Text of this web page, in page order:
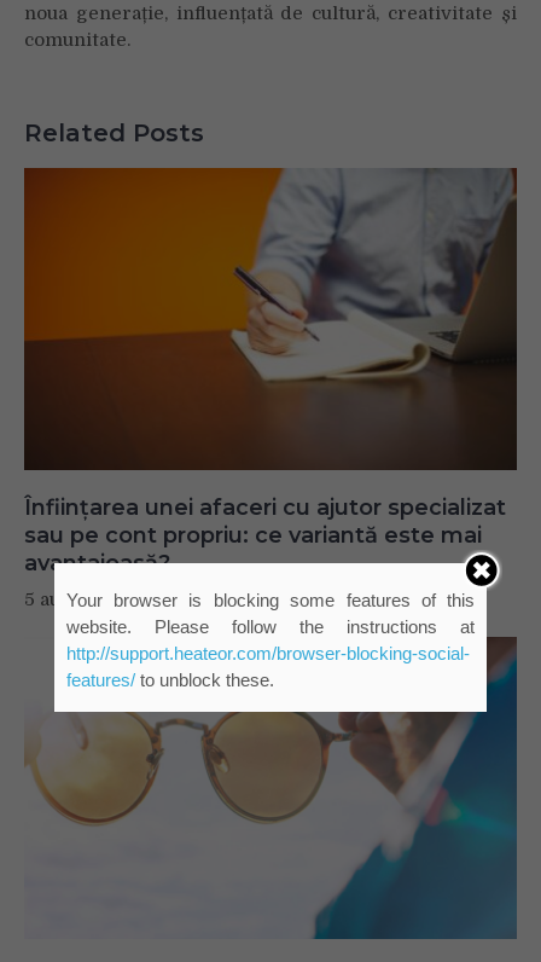
noua generație, influențată de cultură, creativitate și
comunitate.
Related Posts
Înființarea unei afaceri cu ajutor specializat
sau pe cont propriu: ce variantă este mai
avantajoasă?
5 august 2026
Your browser is blocking some features of this
website. Please follow the instructions at
http://support.heateor.com/browser-blocking-social-
features/to unblock these.